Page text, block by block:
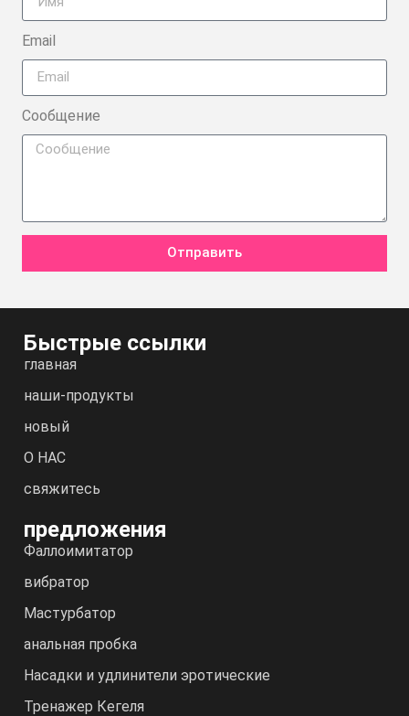
Email
Сообщение
Отправить
Быстрые ссылки
главная
наши-продукты
новый
О НАС
свяжитесь
предложения
Фаллоимитатор
вибратор
Мастурбатор
анальная пробка
Насадки и удлинители эротические
Тренажер Кегеля